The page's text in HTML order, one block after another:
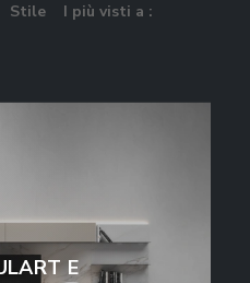
Stile I più visti a :
E